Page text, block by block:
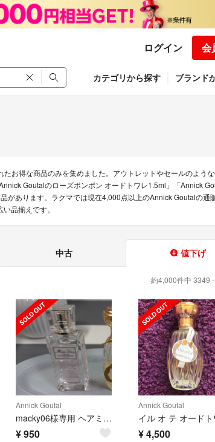
ログイン 会
カテゴリから探す ブランド
お得な商品のみを集めました。アウトレットやセールのよう
Goutalのローズポンポン オードトワレ1.5ml」「Annick
があります。ラクマでは現在4,000点以上のAnnick Goutalの通
品揃えです。
中古 値下げ
約4,000件中 3349
Annick Goutal
macky06様専用 ヘアミスト Dior
¥950
Annick Goutal
¥4,500